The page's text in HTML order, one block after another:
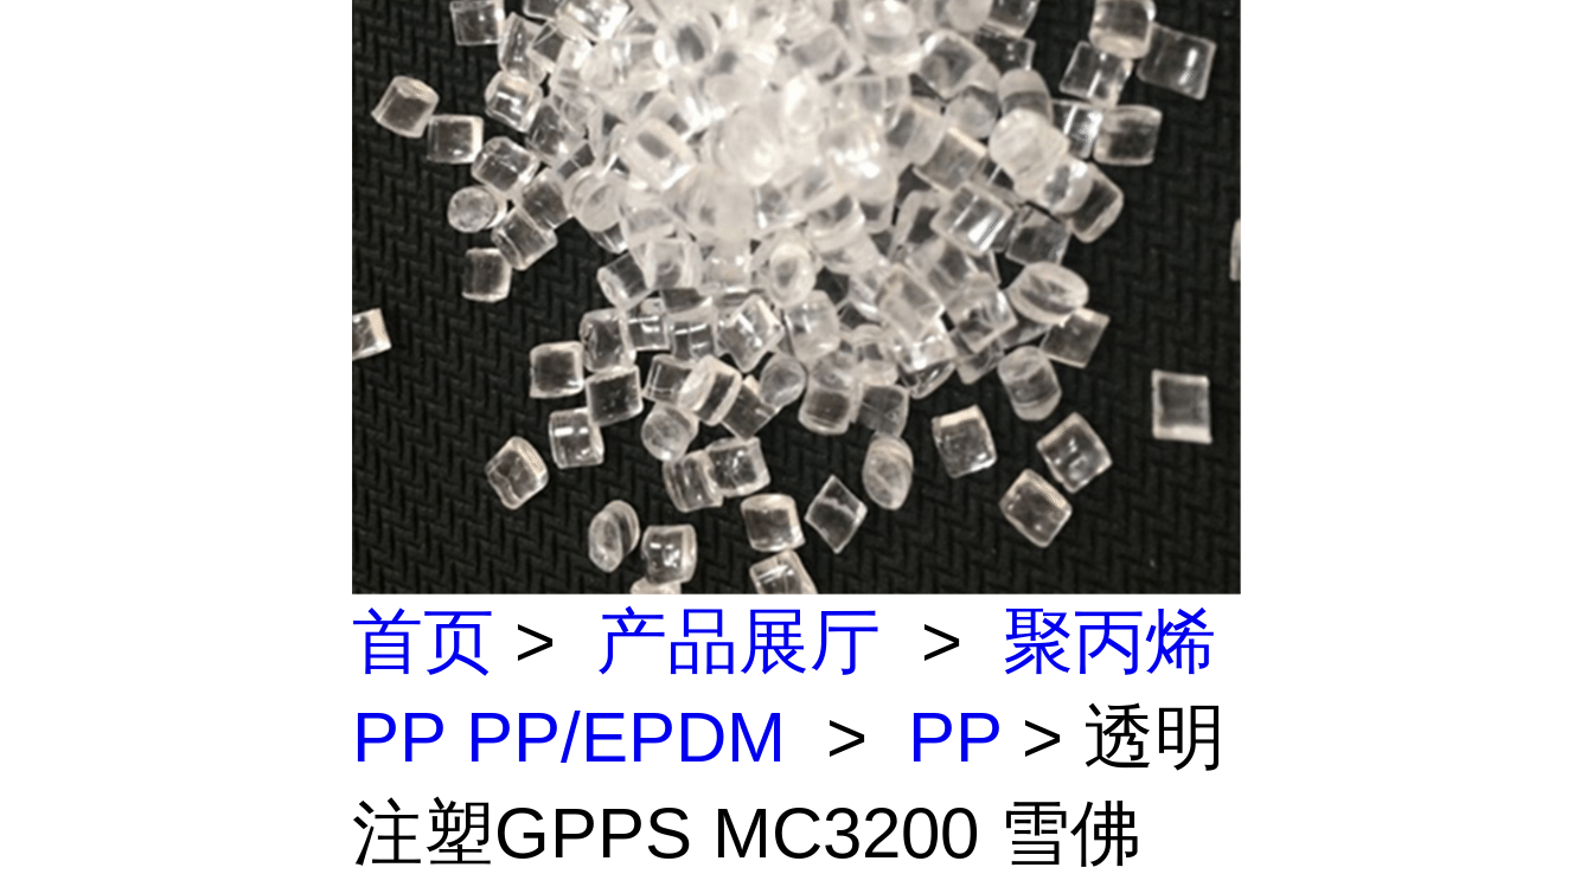
首页 > 产品展厅 > 聚丙烯
PP PP/EPDM > PP > 透明
注塑GPPS MC3200 雪佛